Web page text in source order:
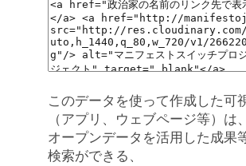
このデータを使って作成した可
（アプリ、ウェブページ等）は、
オープンデータを活用した成果
検索ができる、